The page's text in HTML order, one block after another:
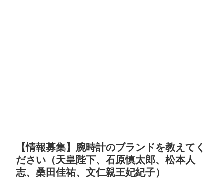
【情報募集】腕時計のブランドを教えてく
ださい（天皇陛下、石原慎太郎、松本人
志、桑田佳祐、文仁親王妃紀子）